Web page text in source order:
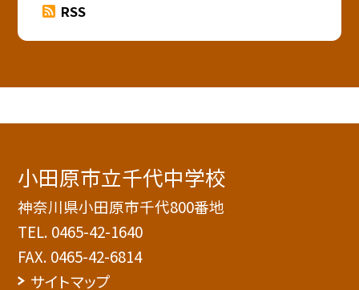
RSS
小田原市立千代中学校
神奈川県小田原市千代800番地
TEL. 0465-42-1640
FAX. 0465-42-6814
サイトマップ